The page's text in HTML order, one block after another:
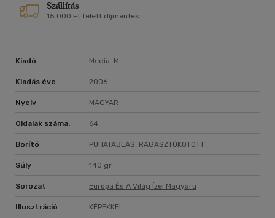
Szállítás
15 000 Ft felett díjmentes
Kiadó Media-M
Kiadás éve 2006
Nyelv MAGYAR
Oldalak száma: 64
Borító PUHATÁBLÁS, RAGASZTÓKÖTÖTT
Súly 140 gr
Sorozat Európa És A Világ Ízei Magyaru
Illusztráció KÉPEKKEL